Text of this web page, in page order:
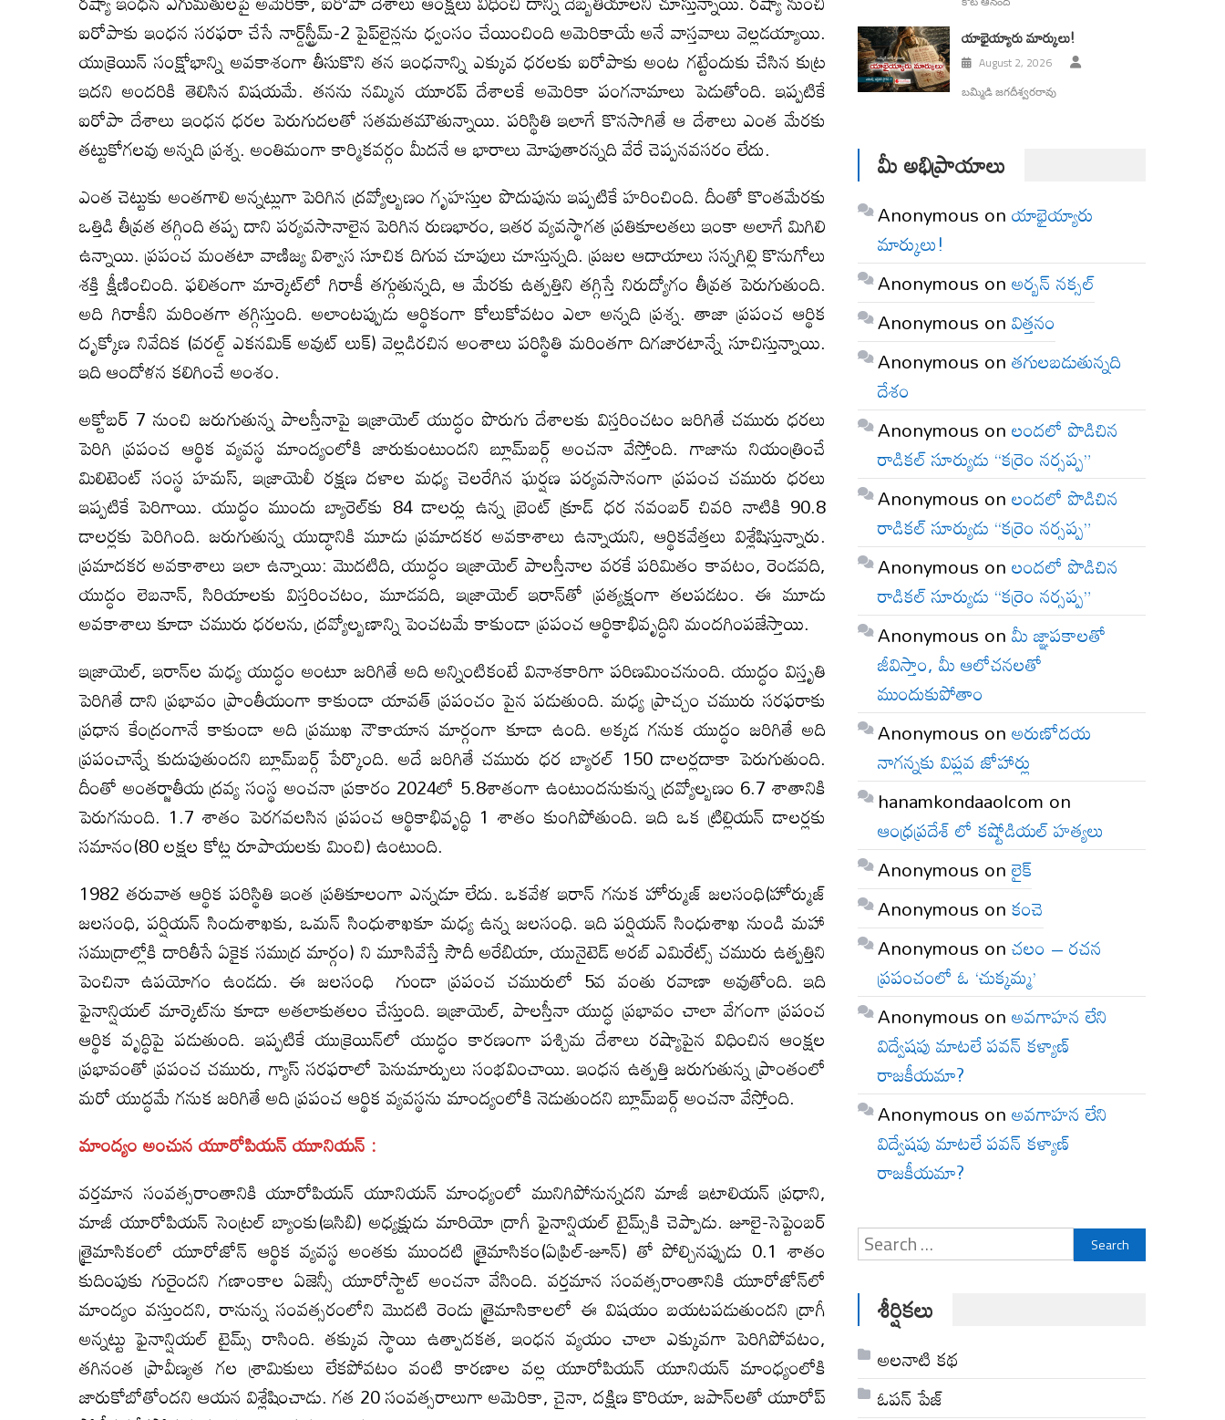
ఐరోపాకు ఇంధన సరఫరా చేసే నార్డ్‌స్ట్రీమ్‌-2 పైప్‌లైన్లను ధ్వంసం చేయించింది అమెరికాయే అనే వాస్తవాలు వెల్లడయ్యాయి.
యుక్రెయిన్‌ సంక్షోభాన్ని అవకాశంగా తీసుకొని తన ఇంధనాన్ని ఎక్కువ ధరలకు ఐరోపాకు అంట గట్టేందుకు చేసిన కుట్ర
ఇదని అందరికి తెలిసిన విషయమే. తనను నమ్మిన యూరప్‌ దేశాలకే అమెరికా పంగనామాలు పెడుతోంది. ఇప్పటికే
ఐరోపా దేశాలు ఇంధన ధరల పెరుగుదలతో సతమతమౌతున్నాయి. పరిస్థితి ఇలాగే కొనసాగితే ఆ దేశాలు ఎంత మేరకు
తట్టుకోగలవు అన్నది ప్రశ్న. అంతిమంగా కార్మికవర్గం మీదనే ఆ భారాలు మోపుతారన్నది వేరే చెప్పనవసరం లేదు.
ఎంత చెట్టుకు అంతగాలి అన్నట్లుగా పెరిగిన ద్రవ్యోల్బణం గృహస్తుల పొదుపును ఇప్పటికే హరించింది. దీంతో కొంతమేరకు
ఒత్తిడి తీవ్రత తగ్గింది తప్ప దాని పర్యవసానాలైన పెరిగిన రుణభారం, ఇతర వ్యవస్థాగత ప్రతికూలతలు ఇంకా అలాగే మిగిలి
ఉన్నాయి. ప్రపంచ మంతటా వాణిజ్య విశ్వాస సూచిక దిగువ చూపులు చూస్తున్నది. ప్రజల ఆదాయాలు సన్నగిల్లి కొనుగోలు
శక్తి క్షీణించింది. ఫలితంగా మార్కెట్‌లో గిరాకీ తగ్గుతున్నది, ఆ మేరకు ఉత్పత్తిని తగ్గిస్తే నిరుద్యోగం తీవ్రత పెరుగుతుంది.
అది గిరాకీని మరింతగా తగ్గిస్తుంది. అలాంటప్పుడు ఆర్థికంగా కోలుకోవటం ఎలా అన్నది ప్రశ్న. తాజా ప్రపంచ ఆర్థిక
దృక్కోణ నివేదిక (వరల్డ్‌ ఎకనమిక్‌ అవుట్‌ లుక్‌) వెల్లడిరచిన అంశాలు పరిస్థితి మరింతగా దిగజారటాన్నే సూచిస్తున్నాయి.
ఇది ఆందోళన కలిగించే అంశం.
అక్టోబర్‌ 7 నుంచి జరుగుతున్న పాలస్తీనాపై ఇజ్రాయెల్‌ యుద్ధం పొరుగు దేశాలకు విస్తరించటం జరిగితే చమురు ధరలు
పెరిగి ప్రపంచ ఆర్థిక వ్యవస్థ మాంద్యంలోకి జారుకుంటుందని బ్లూమ్‌బర్గ్‌ అంచనా వేస్తోంది. గాజాను నియంత్రించే
మిలిటెంట్‌ సంస్థ హమస్‌, ఇజ్రాయెలీ రక్షణ దళాల మధ్య చెలరేగిన ఘర్షణ పర్యవసానంగా ప్రపంచ చమురు ధరలు
ఇప్పటికే పెరిగాయి. యుద్ధం ముందు బ్యారెల్‌కు 84 డాలర్లు ఉన్న బ్రెంట్‌ క్రూడ్‌ ధర నవంబర్‌ చివరి నాటికి 90.8
డాలర్లకు పెరిగింది. జరుగుతున్న యుద్ధానికి మూడు ప్రమాదకర అవకాశాలు ఉన్నాయని, ఆర్థికవేత్తలు విశ్లేషిస్తున్నారు.
ప్రమాదకర అవకాశాలు ఇలా ఉన్నాయి: మొదటిది, యుద్ధం ఇజ్రాయెల్‌ పాలస్తీనాల వరకే పరిమితం కావటం, రెండవది,
యుద్ధం లెబనాన్‌, సిరియాలకు విస్తరించటం, మూడవది, ఇజ్రాయెల్‌ ఇరాన్‌తో ప్రత్యక్షంగా తలపడటం. ఈ మూడు
అవకాశాలు కూడా చమురు ధరలను, ద్రవ్యోల్బణాన్ని పెంచటమే కాకుండా ప్రపంచ ఆర్థికాభివృద్ధిని మందగింపజేస్తాయి.
ఇజ్రాయెల్‌, ఇరాన్‌ల మధ్య యుద్ధం అంటూ జరిగితే అది అన్నింటికంటే వినాశకారిగా పరిణమించనుంది. యుద్ధం విస్తృతి
పెరిగితే దాని ప్రభావం ప్రాంతీయంగా కాకుండా యావత్‌ ప్రపంచం పైన పడుతుంది. మధ్య ప్రాచ్చం చమురు సరఫరాకు
ప్రధాన కేంద్రంగానే కాకుండా అది ప్రముఖ నౌకాయాన మార్గంగా కూడా ఉంది. అక్కడ గనుక యుద్ధం జరిగితే అది
ప్రపంచాన్నే కుదుపుతుందని బ్లూమ్‌బర్గ్‌ పేర్కొంది. అదే జరిగితే చమురు ధర బ్యారల్‌ 150 డాలర్లదాకా పెరుగుతుంది.
దీంతో అంతర్జాతీయ ద్రవ్య సంస్థ అంచనా ప్రకారం 2024లో 5.8శాతంగా ఉంటుందనుకున్న ద్రవ్యోల్బణం 6.7 శాతానికి
పెరుగనుంది. 1.7 శాతం పెరగవలసిన ప్రపంచ ఆర్థికాభివృద్ధి 1 శాతం కుంగిపోతుంది. ఇది ఒక ట్రిల్లియన్‌ డాలర్లకు
సమానం(80 లక్షల కోట్ల రూపాయలకు మించి) ఉంటుంది.
1982 తరువాత ఆర్థిక పరిస్థితి ఇంత ప్రతికూలంగా ఎన్నడూ లేదు. ఒకవేళ ఇరాన్‌ గనుక హోర్ముజ్‌ జలసంధి(హోర్ముజ్‌
జలసంధి, పర్షియన్‌ సిందుశాఖకు, ఒమన్‌ సింధుశాఖకూ మధ్య ఉన్న జలసంధి. ఇది పర్షియన్‌ సింధుశాఖ నుండి మహా
సముద్రాల్లోకి దారితీసే ఏకైక సముద్ర మార్గం) ని మూసివేస్తే సౌదీ అరేబియా, యునైటెడ్‌ అరబ్‌ ఎమిరేట్స్‌ చమురు ఉత్పత్తిని
పెంచినా ఉపయోగం ఉండదు. ఈ జలసంధి గుండా ప్రపంచ చమురులో 5వ వంతు రవాణా అవుతోంది. ఇది
ఫైనాన్షియల్‌ మార్కెట్‌ను కూడా అతలాకుతలం చేస్తుంది. ఇజ్రాయెల్‌, పాలస్తీనా యుద్ధ ప్రభావం చాలా వేగంగా ప్రపంచ
ఆర్థిక వృద్ధిపై పడుతుంది. ఇప్పటికే యుక్రెయిన్‌లో యుద్ధం కారణంగా పశ్చిమ దేశాలు రష్యాపైన విధించిన ఆంక్షల
ప్రభావంతో ప్రపంచ చమురు, గ్యాస్‌ సరఫరాలో పెనుమార్పులు సంభవించాయి. ఇంధన ఉత్పత్తి జరుగుతున్న ప్రాంతంలో
మరో యుద్ధమే గనుక జరిగితే అది ప్రపంచ ఆర్థిక వ్యవస్థను మాంద్యంలోకి నెడుతుందని బ్లూమ్‌బర్గ్‌ అంచనా వేస్తోంది.
మాంద్యం అంచున యూరోపియన్‌ యూనియన్‌ :
వర్తమాన సంవత్సరాంతానికి యూరోపియన్‌ యూనియన్‌ మాంధ్యంలో మునిగిపోనున్నదని మాజీ ఇటాలియన్‌ ప్రధాని,
మాజీ యూరోపియన్‌ సెంట్రల్‌ బ్యాంకు(ఇసిబి) అధ్యక్షుడు మారియో ద్రాగీ ఫైనాన్షియల్‌ టైమ్స్‌కి చెప్పాడు. జూలై-సెప్టెంబర్‌
త్రైమాసికంలో యూరోజోన్‌ ఆర్థిక వ్యవస్థ అంతకు ముందటి త్రైమాసికం(ఏప్రిల్‌-జూన్‌) తో పోల్చినప్పుడు 0.1 శాతం
కుదింపుకు గురైందని గణాంకాల ఏజెన్సీ యూరోస్టాట్‌ అంచనా వేసింది. వర్తమాన సంవత్సరాంతానికి యూరోజోన్‌లో
మాంద్యం వస్తుందని, రానున్న సంవత్సరంలోని మొదటి రెండు త్రైమాసికాలలో ఈ విషయం బయటపడుతుందని ద్రాగీ
అన్నట్టు ఫైనాన్షియల్‌ టైమ్స్‌ రాసింది. తక్కువ స్థాయి ఉత్పాదకత, ఇంధన వ్యయం చాలా ఎక్కువగా పెరిగిపోవటం,
తగినంత ప్రావీణ్యత గల శ్రామికులు లేకపోవటం వంటి కారణాల వల్ల యూరోపియన్‌ యూనియన్‌ మాంధ్యంలోకి
జారుకోబోతోందని ఆయన విశ్లేషించాడు. గత 20 సంవత్సరాలుగా అమెరికా, చైనా, దక్షిణ కొరియా, జపాన్‌లతో యూరోప్‌
యాభైయ్యారు మార్కులు!
August 2, 2026
బమ్మిడి జగదీశ్వరరావు
మీ అభిప్రాయాలు
Anonymous onయాభైయ్యారు
మార్కులు!
Anonymous onఅర్బన్ నక్సల్
Anonymous onవిత్తనం
Anonymous onతగులబడుతున్నది
దేశం
Anonymous onలందలో పొడిచిన
రాడికల్ సూర్యుడు “కర్రెం నర్సప్ప”
Anonymous onలందలో పొడిచిన
రాడికల్ సూర్యుడు “కర్రెం నర్సప్ప”
Anonymous onలందలో పొడిచిన
రాడికల్ సూర్యుడు “కర్రెం నర్సప్ప”
Anonymous onమీ జ్ఞాపకాలతో
జీవిస్తాం, మీ ఆలోచనలతో
ముందుకుపోతాం
Anonymous onఅరుణోదయ
నాగన్నకు విప్లవ జోహార్లు
hanamkondaaolcom on
ఆంధ్రప్రదేశ్ లో కష్టోడియల్ హత్యలు
Anonymous onలైక్
Anonymous onకంచె
Anonymous onచలం – రచన
ప్రపంచంలో ఓ ‘చుక్కమ్మ’
Anonymous onఅవగాహన లేని
విద్వేషపు మాటలే పవన్ కళ్యాణ్
రాజకీయమా?
Anonymous onఅవగాహన లేని
విద్వేషపు మాటలే పవన్ కళ్యాణ్
రాజకీయమా?
Search
for:
శీర్షికలు
అల‌నాటి క‌థ‌
ఓపన్ పేజ్